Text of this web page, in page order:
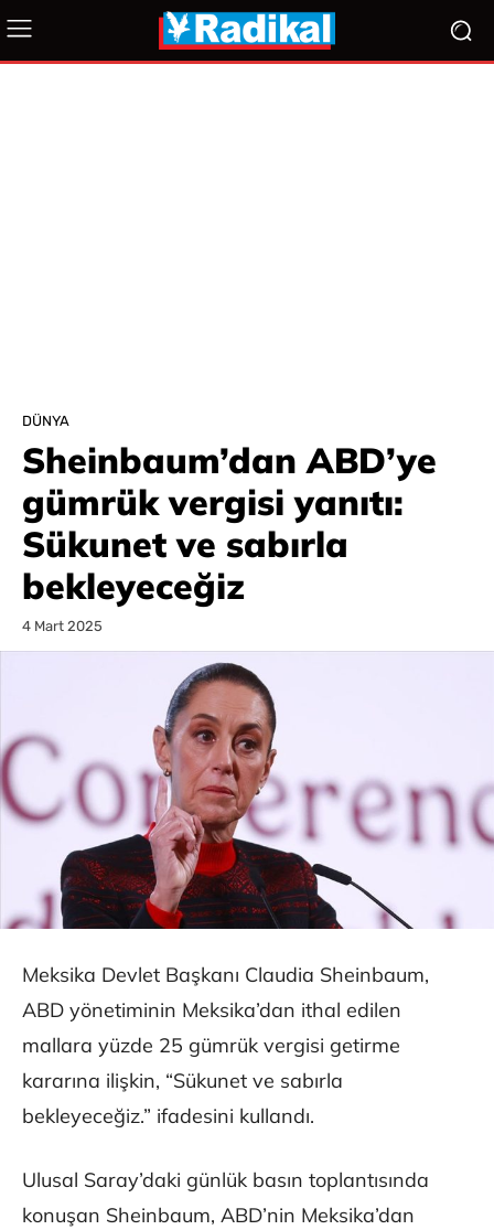
DÜNYA
Sheinbaum’dan ABD’ye
gümrük vergisi yanıtı:
Sükunet ve sabırla
bekleyeceğiz
4 Mart 2025
Meksika Devlet Başkanı Claudia Sheinbaum,
ABD yönetiminin Meksika’dan ithal edilen
mallara yüzde 25 gümrük vergisi getirme
kararına ilişkin, “Sükunet ve sabırla
bekleyeceğiz.” ifadesini kullandı.
Ulusal Saray’daki günlük basın toplantısında
konuşan Sheinbaum, ABD’nin Meksika’dan